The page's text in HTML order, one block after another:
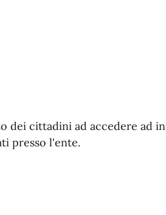
dei cittadini ad accedere ad
presso l'ente.